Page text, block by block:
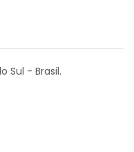
Sul - Brasil.